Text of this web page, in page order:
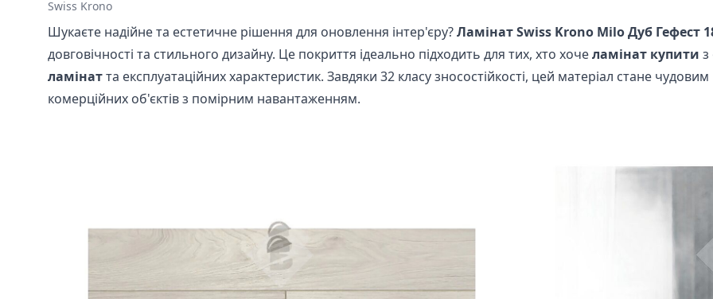
Swiss Krono
Шукаєте надійне та естетичне рішення для оновлення інтер'єру?Ламінат Swiss Krono Milo Дуб Гефест
довговічності та стильного дизайну. Це покриття ідеально підходить для тих, хто хочеламінат купити
ламінатта експлуатаційних характеристик. Завдяки 32 класу зносостійкості, цей матеріал стане
комерційних об'єктів з помірним навантаженням.